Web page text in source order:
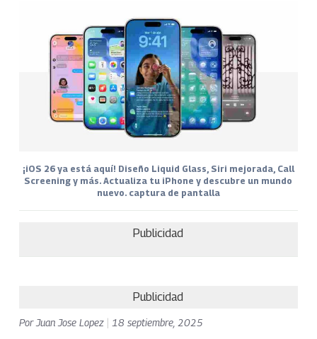
¡iOS 26 ya está aquí! Diseño Liquid Glass, Siri mejorada, Call
Screening y más. Actualiza tu iPhone y descubre un mundo
nuevo. captura de pantalla
Publicidad
Publicidad
Por Juan Jose Lopez 18 septiembre, 2025